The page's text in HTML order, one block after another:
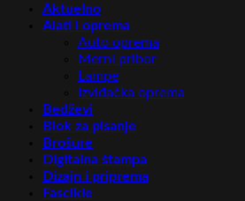
Aktuelno
Alati i oprema
Auto oprema
Merni pribor
Lampe
Izviđačka oprema
Bedževi
Blok za pisanje
Brošure
Digitalna štampa
Dizajn i priprema
Fascikle